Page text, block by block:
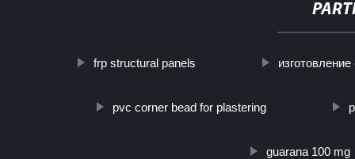
frp structural panels
pvc corner bead for plastering
guarana 100 mg